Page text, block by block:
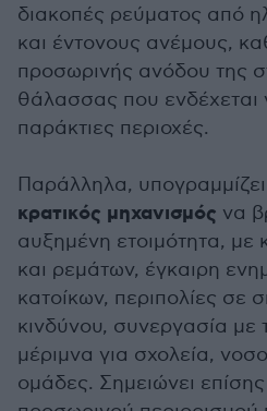
διακοπές ρεύματος από
και έντονους ανέμους,
προσωρινής ανόδου της
θάλασσας που
παράκτιες περιοχές.
Παράλληλα,
κρατικός μηχανισμός να
αυξημένη ετοιμότητα,
και ρεμάτων, έγκαιρη
κατοίκων, περιπολίες σε
κινδύνου, συνεργασία με
μέριμνα για σχολεία,
ομάδες. Σημειώνει